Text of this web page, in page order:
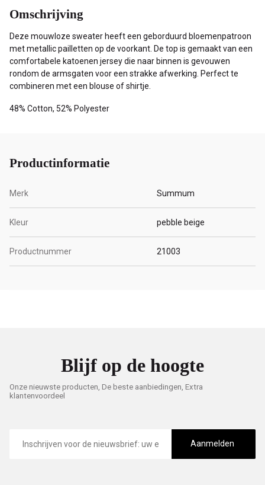
Omschrijving
Deze mouwloze sweater heeft een geborduurd bloemenpatroon
met metallic pailletten op de voorkant. De top is gemaakt van een
comfortabele katoenen jersey die naar binnen is gevouwen
rondom de armsgaten voor een strakke afwerking. Perfect te
combineren met een blouse of shirtje.
48% Cotton, 52% Polyester
Productinformatie
Merk Summum
Kleur pebble beige
Productnummer 21003
Blijf op de hoogte
Onze nieuwste producten, De beste aanbiedingen, Extra
klantenvoordeel
mailadres
Aanmelden